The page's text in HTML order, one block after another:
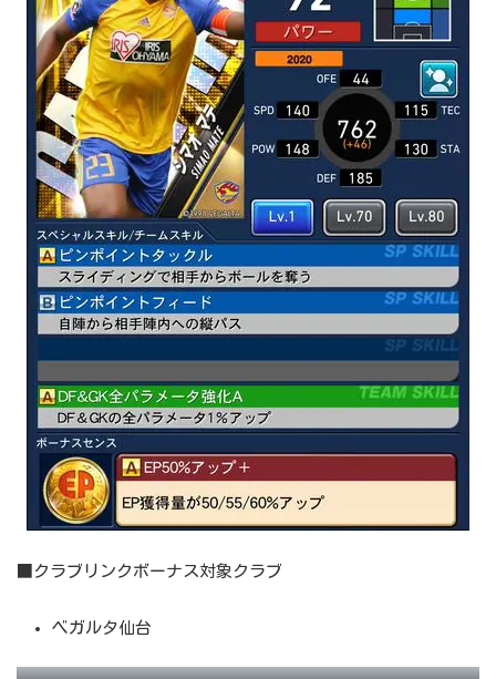
■クラブリンクボーナス対象クラブ
ベガルタ仙台